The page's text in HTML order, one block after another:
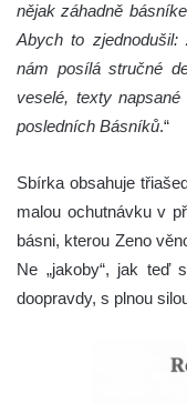
nějak záhadně
Abych to
nám posílá stručné
veselé, texty
posledních Básníků.“
Sbírka obsahuje
malou ochutnávku v
básni, kterou Zeno
Ne „jakoby“, jak teď
doopravdy, s plnou